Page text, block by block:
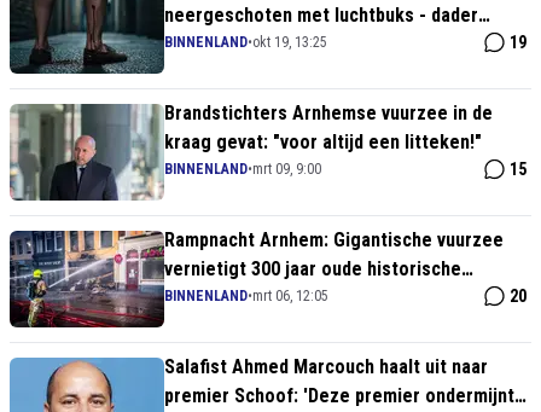
neergeschoten met luchtbuks - dader
spoorloos
BINNENLAND•okt 19, 13:25 19
Brandstichters Arnhemse vuurzee in de
kraag gevat: "voor altijd een litteken!"
BINNENLAND•mrt 09, 9:00 15
Rampnacht Arnhem: Gigantische vuurzee
vernietigt 300 jaar oude historische
binnenstad
BINNENLAND•mrt 06, 12:05 20
Salafist Ahmed Marcouch haalt uit naar
premier Schoof: 'Deze premier ondermijnt